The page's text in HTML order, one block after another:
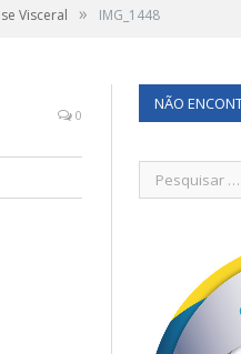
Visceral » IMG_1448
0
NÃO